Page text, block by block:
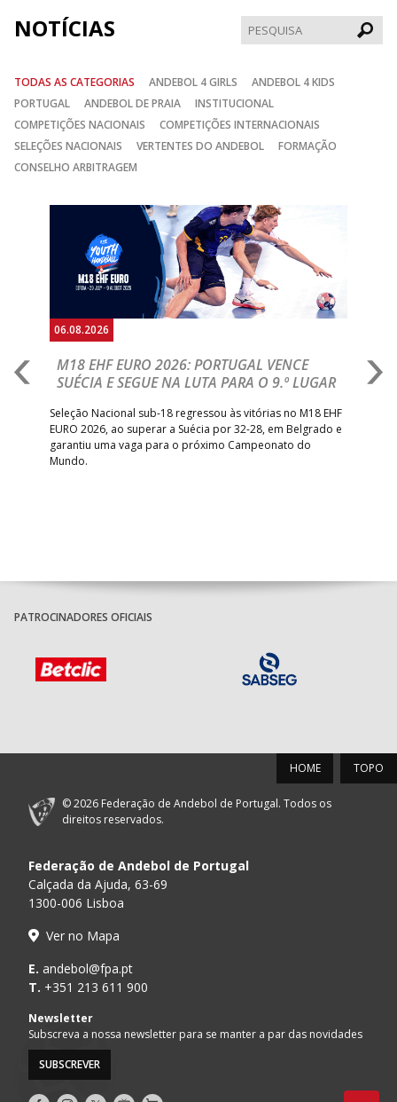
NOTÍCIAS
TODAS AS CATEGORIAS ANDEBOL 4 GIRLS
ANDEBOL 4 KIDS
PORTUGAL
ANDEBOL DE PRAIA
INSTITUCIONAL
COMPETIÇÕES NACIONAIS
COMPETIÇÕES INTERNACIONAIS
SELEÇÕES NACIONAIS
VERTENTES DO ANDEBOL
FORMAÇÃO
CONSELHO ARBITRAGEM
06.08.2026
M18 EHF EURO 2026: PORTUGAL VENCE
SUÉCIA E SEGUE NA LUTA PARA O 9.º LUGAR
Seleção Nacional sub-18 regressou às vitórias no M18 EHF
EURO 2026, ao superar a Suécia por 32-28, em Belgrado e
garantiu uma vaga para o próximo Campeonato do
Mundo.
PATROCINADORES OFICIAIS
TOPO
HOME
© 2026 Federação de Andebol de Portugal. Todos os
direitos reservados.
Federação de Andebol de Portugal
Calçada da Ajuda, 63-69
1300-006 Lisboa
Ver no Mapa
E. andebol@fpa.pt
T. +351 213 611 900
Newsletter
Subscreva a nossa newsletter para se manter a par das novidades
SUBSCREVER